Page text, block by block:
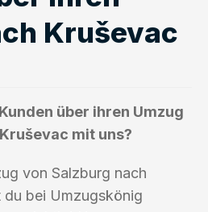
Kruševac
über ihren Umzug
mit uns?
von Salzburg nach
du bei Umzugskönig